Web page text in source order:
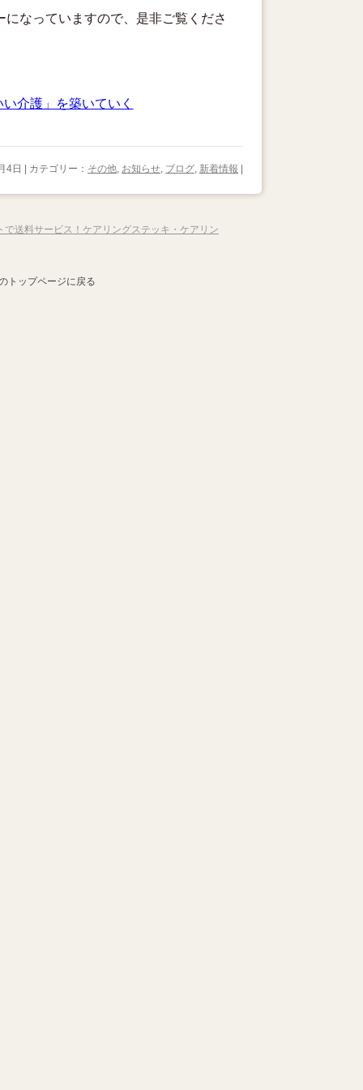
なっていますので、是非ご覧くださ
介護」を築いていく
4日 | カテゴリー： その他, お知らせ, ブログ, 新着情報
で送料サービス！ケアリングステッキ・ケアリン
トップページに戻る